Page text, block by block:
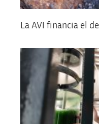
La AVI financia el